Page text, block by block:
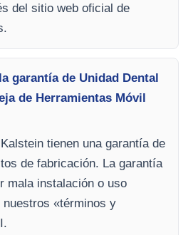
del sitio web oficial de
garantía de Unidad Dental
de Herramientas Móvil
tienen una garantía de
de fabricación. La garantía
mala instalación o uso
nuestros «términos y